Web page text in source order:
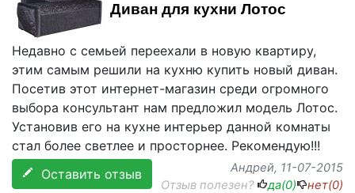
Диван для кухни Лотос
Недавно с семьей переехали в новую квартиру,
этим самым решили на кухню купить новый диван.
Посетив этот интернет-магазин среди огромного
выбора консультант нам предложил модель Лотос.
Установив его на кухне интерьер данной комнаты
стал более светлее и просторнее. Рекомендую!!!
Оставить отзыв
Андрей, 11-07-2015
Отзыв полезен?
да(0) нет(0)